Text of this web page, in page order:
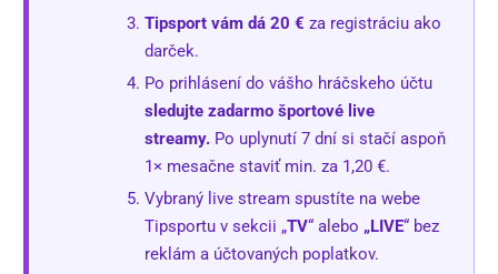
Tipsport vám dá 20 € za registráciu ako
darček.
Po prihlásení do vášho hráčskeho účtu
sledujte zadarmo športové live
streamy. Po uplynutí 7 dní si stačí aspoň
1× mesačne staviť min. za 1,20 €.
Vybraný live stream spustíte na webe
Tipsportu v sekcii „TV“ alebo „LIVE“ bez
reklám a účtovaných poplatkov.